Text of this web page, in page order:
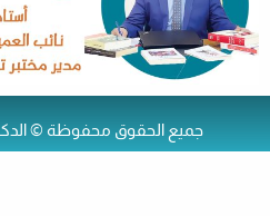
جميع الحقوق محفوظة ©